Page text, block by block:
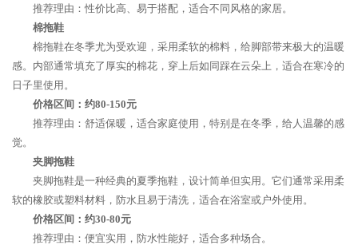
推荐理由：性价比高、易于搭配，适合不同风格的家居。
棉拖鞋
棉拖鞋在冬季尤为受欢迎，采用柔软的棉料，给脚部带来极大的温暖
感。内部通常填充了厚实的棉花，穿上后如同踩在云朵上，适合在寒冷的
日子里使用。
价格区间：约80-150元
推荐理由：舒适保暖，适合家庭使用，特别是在冬季，给人温馨的感
觉。
夹脚拖鞋
夹脚拖鞋是一种经典的夏季拖鞋，设计简单但实用。它们通常采用柔
软的橡胶或塑料材料，防水且易于清洗，适合在浴室或户外使用。
价格区间：约30-80元
推荐理由：便宜实用，防水性能好，适合多种场合。